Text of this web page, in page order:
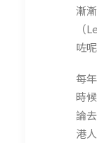
漸
（
咗
每
時
論
港